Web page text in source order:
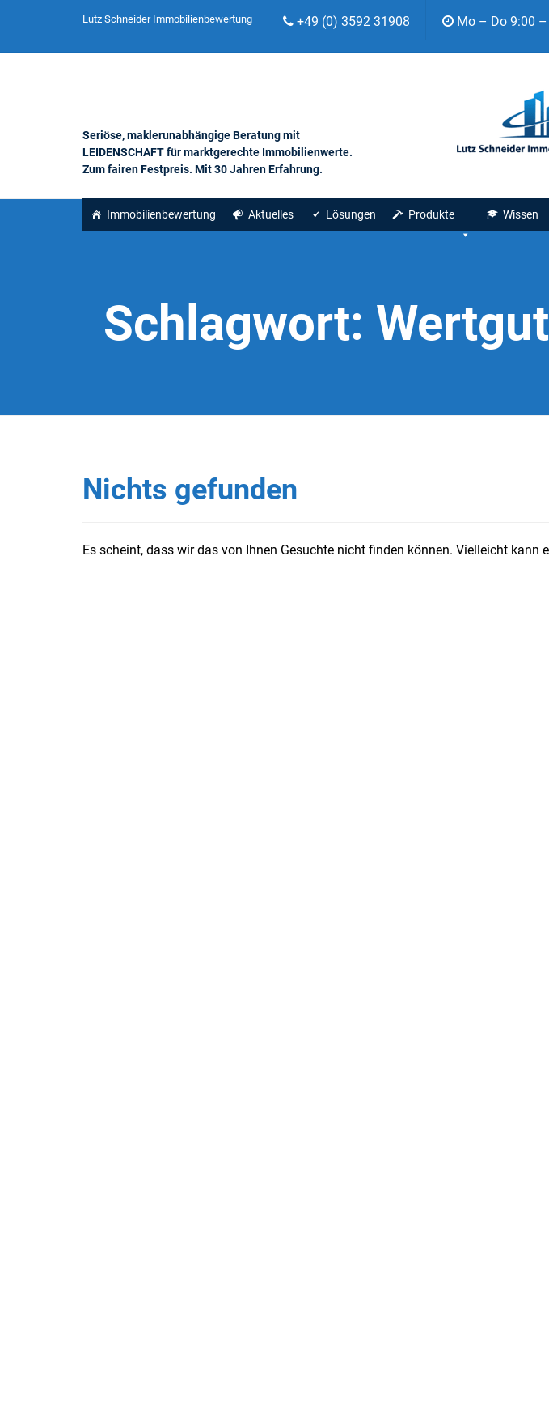
Lutz Schneider Immobilienbewertung +49 (0) 3592 31908 Mo – Do 9:00 –
Seriöse, maklerunabhängige Beratung mit
LEIDENSCHAFT für marktgerechte Immobilienwerte.
Zum fairen Festpreis. Mit 30 Jahren Erfahrung.
Immobilienbewertung Aktuelles Lösungen Produkte Wissen
Schlagwort:
Nichts gefunden
Es scheint, dass wir das von Ihnen Gesuchte nicht finden können. Vielleicht kann